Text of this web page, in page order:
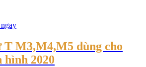
T M3,M4,M5 dùng cho
hình 2020